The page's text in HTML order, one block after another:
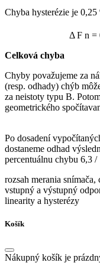
Chyba hysterézie je
Δ F n =
Celková chyba
Chyby považujeme za
(resp. odhady) chýb
za neistoty typu B.
geometrického
Po dosadení
dostaneme odhad
percentuálnu chybu 6,3
rozsah merania
vstupný a výstupný
linearity a hysterézy
Košík
Nákupný košík je